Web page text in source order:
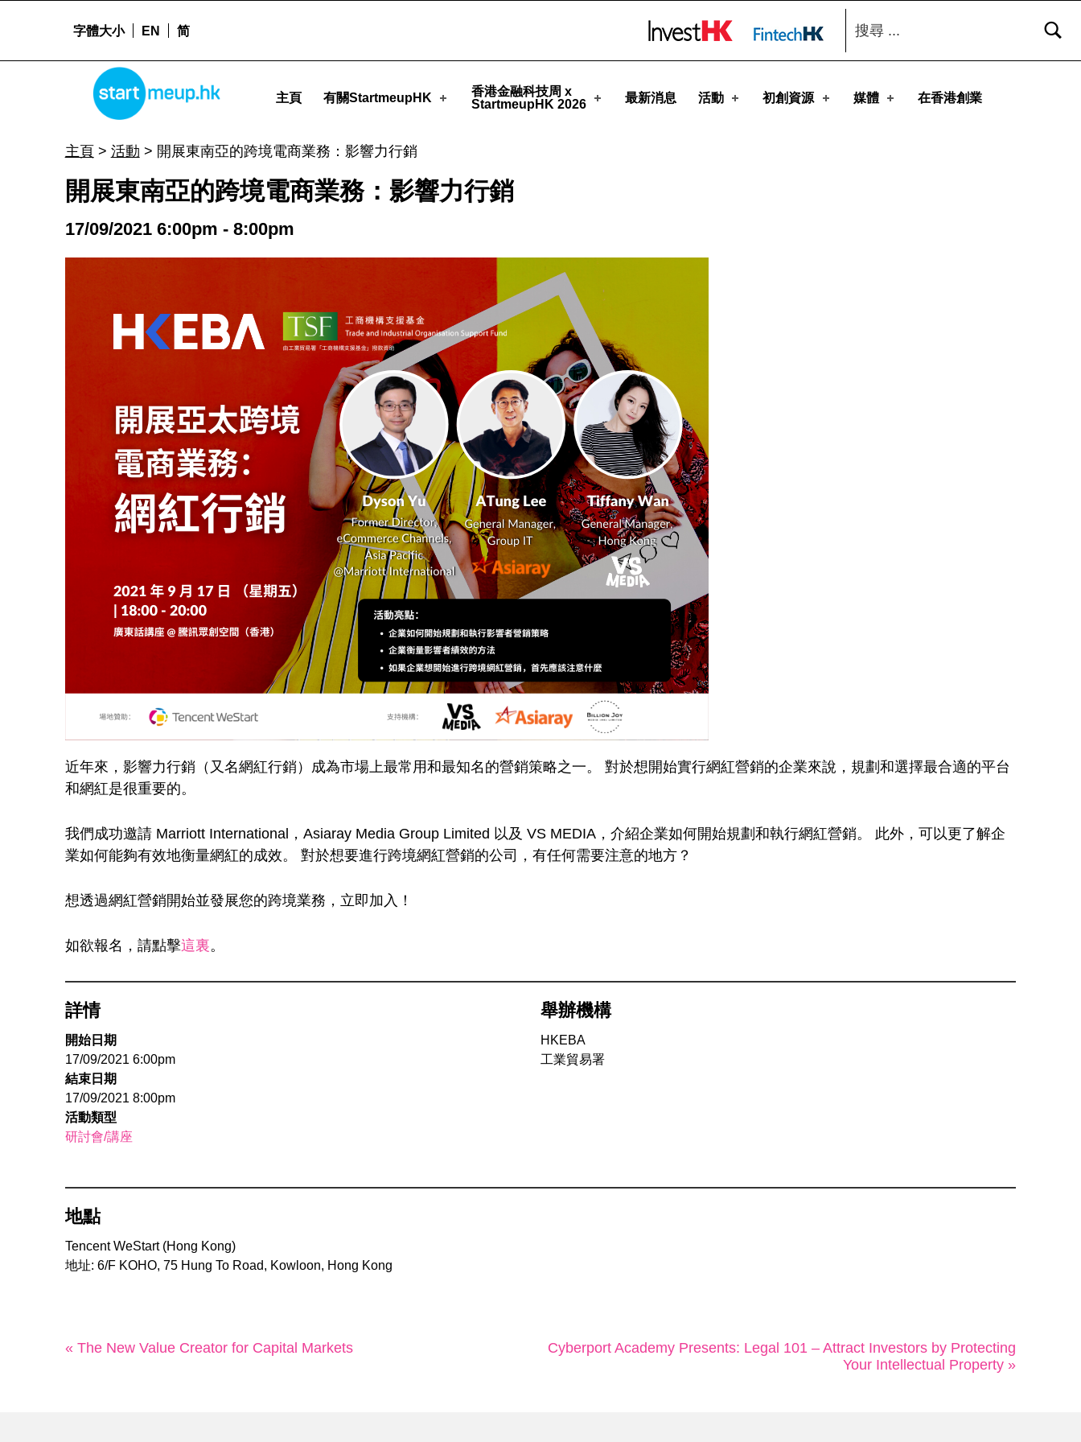
STARTMEUPHK
主頁 有關StartmeupHK
香港金融科技周 x
StartmeupHK 2026
最新消息 活動 初創資源 媒體 在香港創業
字體大小 EN 简
搜尋：
主頁> 活動 > 開展東南亞的跨境電商業務：影響力行銷
開展東南亞的跨境電商業務：影響力行銷
17/09/2021 6:00pm - 8:00pm
近年來，影響力行銷（又名網紅行銷）成為市場上最常用和最知名的營銷策略之一。 對於想開始實行網紅營銷的企業來說，規劃和選擇最合適的平台
和網紅是很重要的。
我們成功邀請 Marriott International，Asiaray Media Group Limited 以及 VS MEDIA，介紹企業如何開始規劃和執行網紅營銷。 此外，可以更了解企
業如何能夠有效地衡量網紅的成效。 對於想要進行跨境網紅營銷的公司，有任何需要注意的地方？
想透過網紅營銷開始並發展您的跨境業務，立即加入！
如欲報名，請點擊這裏。
詳情
開始日期
17/09/2021 6:00pm
結束日期
17/09/2021 8:00pm
活動類型
研討會/講座
舉辦機構
HKEBA
工業貿易署
地點
Tencent WeStart (Hong Kong)
地址: 6/F KOHO, 75 Hung To Road, Kowloon, Hong Kong
« The New Value Creator for Capital Markets
Cyberport Academy Presents: Legal 101 – Attract Investors by Protecting
Your Intellectual Property »